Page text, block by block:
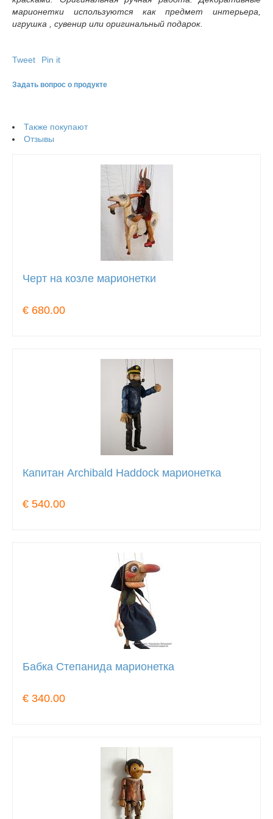
марионетки используются как предмет интерьера,
игрушка , сувенир или оригинальный подарок.
Tweet Pin it
Задать вопрос о продукте
Также покупают
Отзывы
Черт на козле марионетки
€ 680.00
Капитан Archibald Haddock марионетка
€ 540.00
Бабка Степанида марионетка
€ 340.00